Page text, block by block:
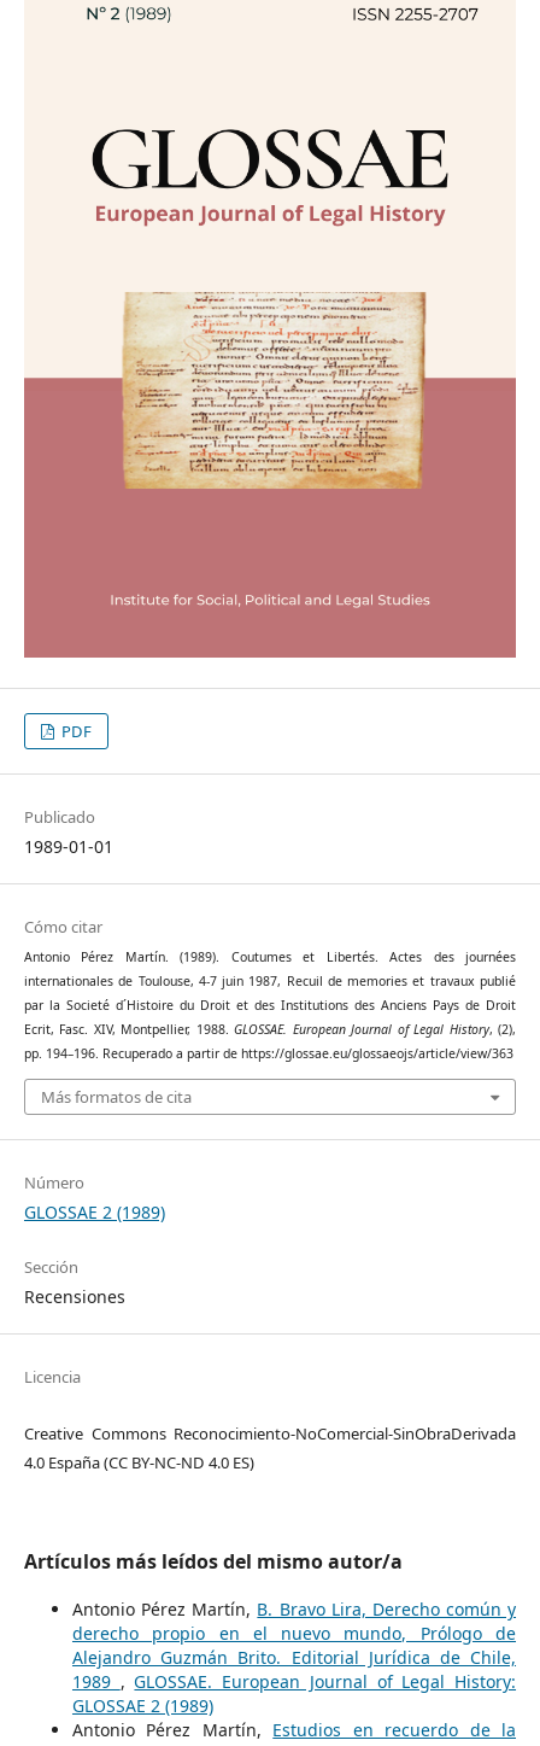
PDF
Publicado
1989-01-01
Cómo citar
Antonio Pérez Martín. (1989). Coutumes et Libertés. Actes des journées
internationales de Toulouse, 4-7 juin 1987, Recuil de memories et travaux publié
par la Societé d´Histoire du Droit et des Institutions des Anciens Pays de Droit
Ecrit, Fasc. XIV, Montpellier, 1988.GLOSSAE. European Journal of Legal History, (2),
pp. 194–196. Recuperado a partir de https://glossae.eu/glossaeojs/article/view/363
Más formatos de cita
Número
GLOSSAE 2 (1989)
Sección
Recensiones
Licencia
Creative Commons Reconocimiento-NoComercial-SinObraDerivada
4.0 España (CC BY-NC-ND 4.0 ES)
Artículos más leídos del mismo autor/a
Antonio Pérez Martín, B. Bravo Lira, Derecho común y
derecho propio en el nuevo mundo, Prólogo de
Alejandro Guzmán Brito. Editorial Jurídica de Chile,
1989 ,GLOSSAE. European Journal of Legal History:
GLOSSAE 2 (1989)
Antonio Pérez Martín, Estudios en recuerdo de la